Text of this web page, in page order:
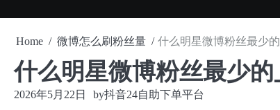
Home 微博怎么刷粉丝量 什么明星微博粉丝最少
什么明星微博粉丝最少的
2026年5月22日 by抖音24自助下单平台